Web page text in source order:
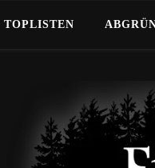
TOPLISTEN